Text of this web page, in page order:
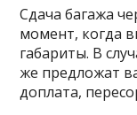
Сдача багажа
момент, когда
габариты. В
же предложат
доплата,